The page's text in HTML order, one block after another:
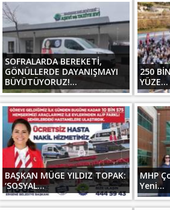
SOFRALARDA BEREKETİ,
GÖNÜLLERDE DAYANIŞMAYI
BÜYÜTÜYORUZ!...
250
YÜZE...
BAŞKAN MÜGE YILDIZ TOPAK:
‘SOSYAL...
MHP
Yeni...